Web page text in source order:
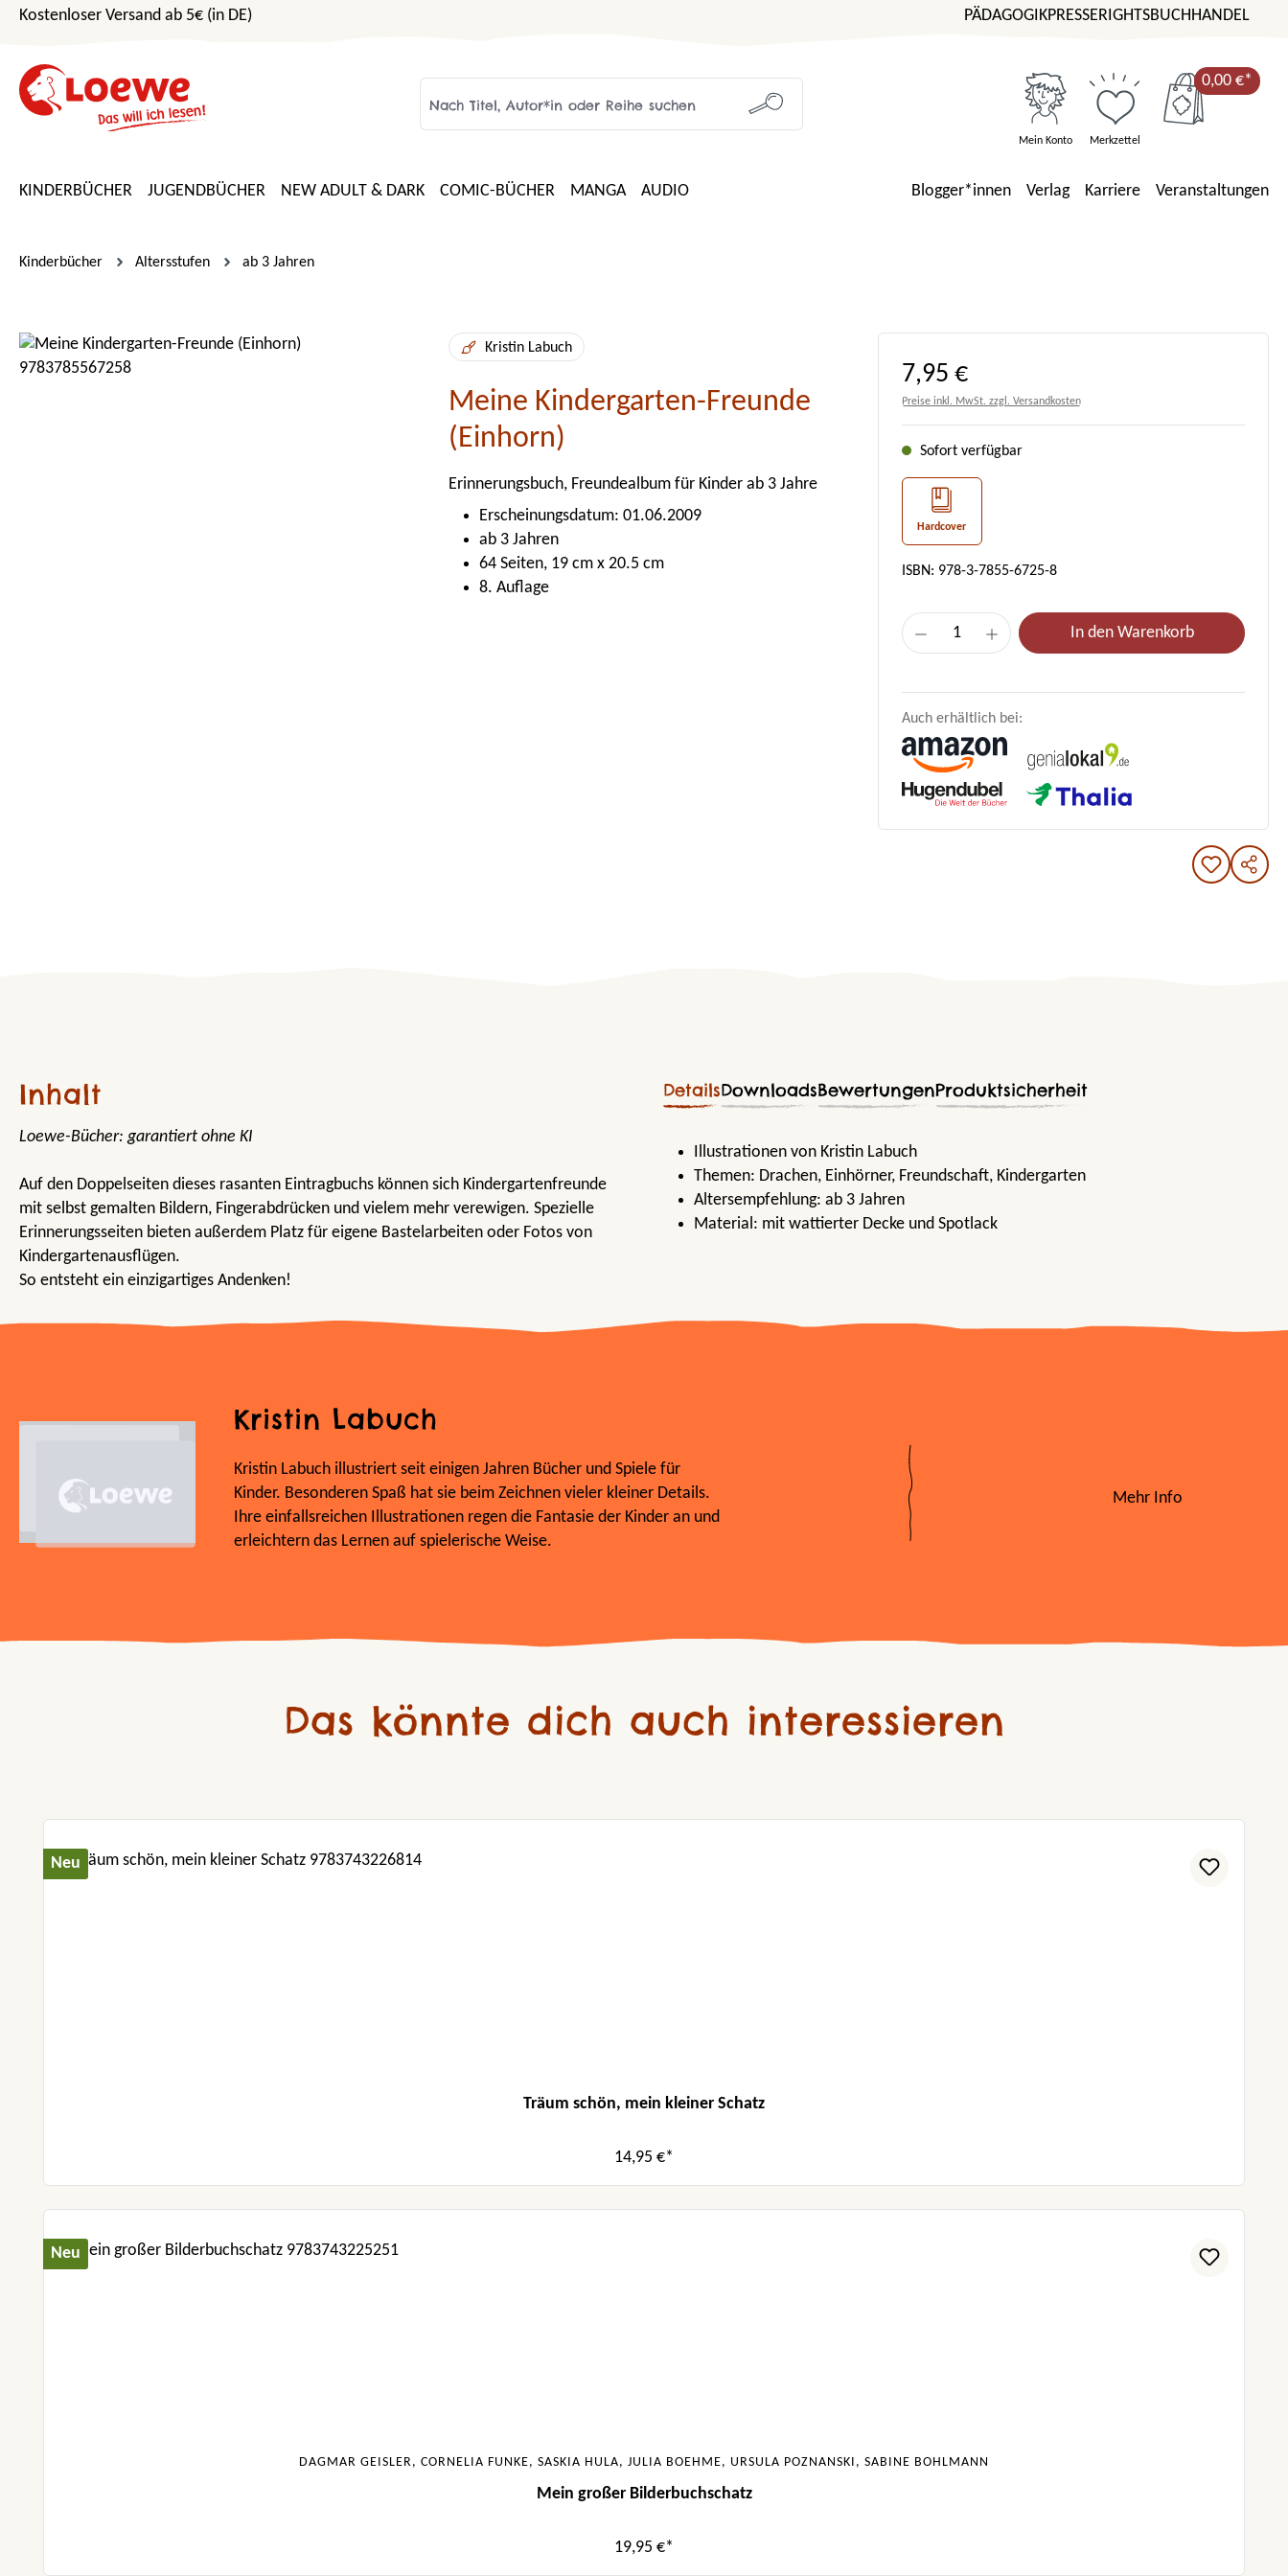
Hauptinhalt springen
Zur Suche springen
Zur Hauptnavigation springen
Kostenloser Versand ab 5€ (in DE) PÄDAGOGIKPRESSERIGHTSBUCHHANDEL
Mein Konto Merkzettel
0,00 €*
KINDERBÜCHER JUGENDBÜCHER NEW ADULT & DARK COMIC-BÜCHER MANGA AUDIO Blogger*innen Verlag Karriere Veranstaltungen
Kinderbücher Altersstufen ab 3 Jahren
Bildergalerie überspringen Kristin Labuch
Meine Kindergarten-Freunde
(Einhorn)
Erinnerungsbuch, Freundealbum für Kinder ab 3 Jahre
Erscheinungsdatum: 01.06.2009
ab 3 Jahren
64 Seiten, 19 cm x 20.5 cm
8. Auflage
Regulärer Preis:
7,95 €
Preise inkl. MwSt. zzgl. Versandkosten
Sofort verfügbar
Hardcover
ISBN: 978-3-7855-6725-8
Produkt Anzahl: Gib den gewünschten
In den Warenkorb
Auch erhältlich bei:
Inhalt
Loewe-Bücher: garantiert ohne KI
Auf den Doppelseiten dieses rasanten Eintragbuchs können sich Kindergartenfreunde
mit selbst gemalten Bildern, Fingerabdrücken und vielem mehr verewigen. Spezielle
Erinnerungsseiten bieten außerdem Platz für eigene Bastelarbeiten oder Fotos von
Kindergartenausflügen.
So entsteht ein einzigartiges Andenken!
DetailsDownloadsBewertungenProduktsicherheit
Illustrationen von Kristin Labuch
Themen: Drachen, Einhörner, Freundschaft, Kindergarten
Altersempfehlung: ab 3 Jahren
Material: mit wattierter Decke und Spotlack
Kristin Labuch
Kristin Labuch illustriert seit einigen Jahren Bücher und Spiele für
Kinder. Besonderen Spaß hat sie beim Zeichnen vieler kleiner Details.
Ihre einfallsreichen Illustrationen regen die Fantasie der Kinder an und
erleichtern das Lernen auf spielerische Weise.
Mehr Info
Das könnte dich auch interessieren
Neu
Träum schön, mein kleiner Schatz
14,95 €*
Neu
DAGMAR GEISLER, CORNELIA FUNKE, SASKIA HULA, JULIA BOEHME, URSULA POZNANSKI, SABINE BOHLMANN
Mein großer Bilderbuchschatz
19,95 €*